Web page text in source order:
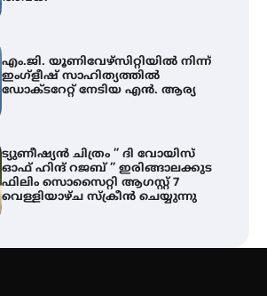
ട്യുണീഷ്യൻ ചിത്രം ” ദി വോയിസ്
ഓഫ് ഹിന്ദ് റജബ് ” ഇരിങ്ങാലക്കുട
ഫിലിം സൊസൈറ്റി ആഗസ്റ്റ് 7
വെള്ളിയാഴ്ച സ്‌ക്രീൻ ചെയ്യുന്നു
തിരനോട്ടം ‘അരങ്ങ് 2026’ ഉണർന്നു